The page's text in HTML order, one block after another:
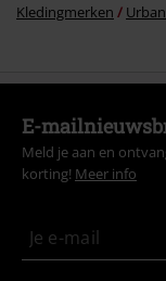
Kledingmerken
E-
Meld je aan en
korting! Meer info